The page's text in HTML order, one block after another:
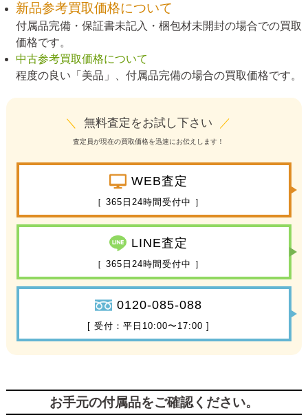
新品参考買取価格について
付属品完備・保証書未記入・梱包材未開封の場合での買取
価格です。
中古参考買取価格について
程度の良い「美品」、付属品完備の場合の買取価格です。
＼ 無料査定をお試し下さい ／
査定員が現在の買取価格を迅速にお伝えします！
WEB査定
［ 365日24時間受付中 ］
LINE査定
［ 365日24時間受付中 ］
0120-085-088
[ 受付：平日10:00〜17:00 ]
お手元の付属品をご確認ください。